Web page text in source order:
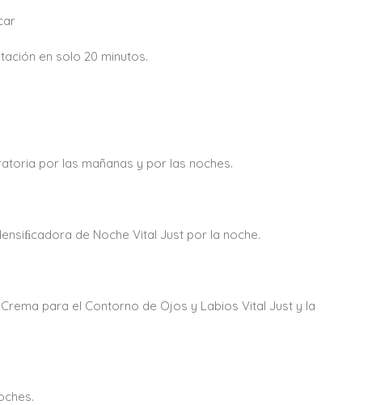
en solo 20 minutos.
por las mañanas y por las noches.
de Noche Vital Just por la noche.
para el Contorno de Ojos y Labios Vital Just y la